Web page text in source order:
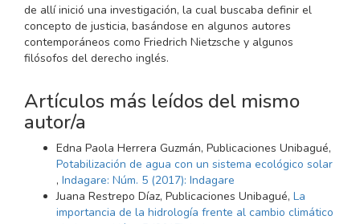
de allí inició una investigación, la cual buscaba definir el
concepto de justicia, basándose en algunos autores
contemporáneos como Friedrich Nietzsche y algunos
filósofos del derecho inglés.
Artículos más leídos del mismo
autor/a
Edna Paola Herrera Guzmán, Publicaciones Unibagué,
Potabilización de agua con un sistema ecológico solar
, Indagare: Núm. 5 (2017): Indagare
Juana Restrepo Díaz, Publicaciones Unibagué, La
importancia de la hidrología frente al cambio climático